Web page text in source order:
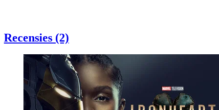
Recensies (2)